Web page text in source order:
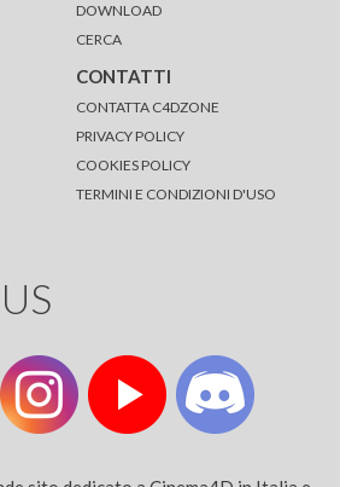
DOWNLOAD
CERCA
CONTATTI
CONTATTA C4DZONE
PRIVACY POLICY
COOKIES POLICY
TERMINI E CONDIZIONI D'USO